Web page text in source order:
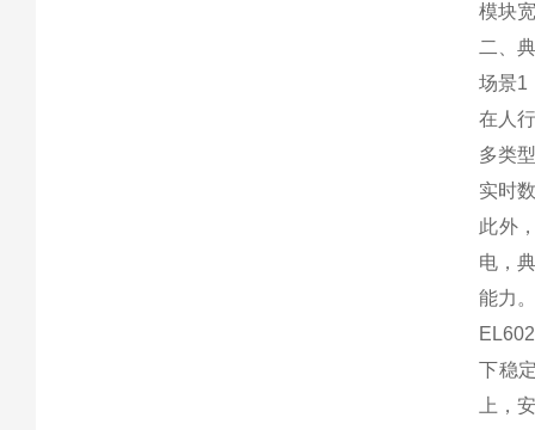
模块
二、
场景1
在人
多类
实时
此外
电，
能力
下稳
上，